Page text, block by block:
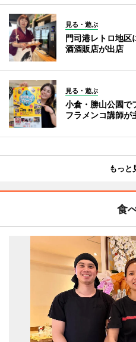
見る・遊ぶ
門司港レトロ地
酒酒販店が出店
見る・遊ぶ
小倉・勝山公園
フラメンコ講師が
もっと
食